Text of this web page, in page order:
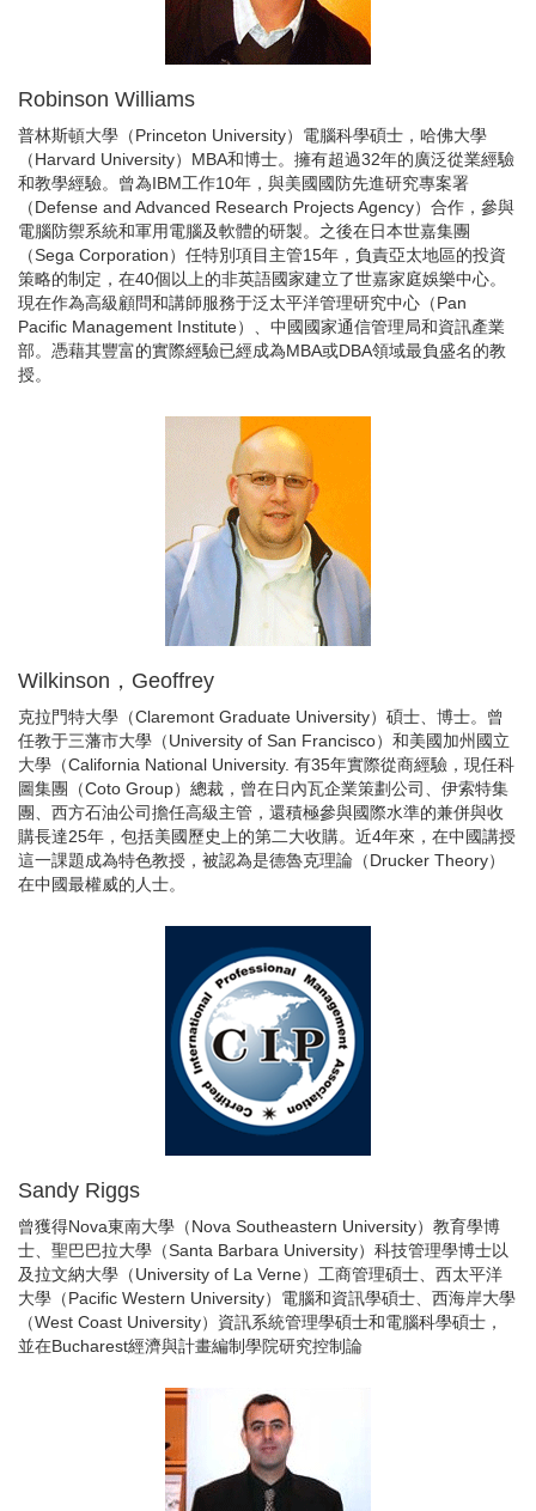
Robinson Williams
普林斯頓大學（Princeton University）電腦科學碩士，哈佛大學
（Harvard University）MBA和博士。擁有超過32年的廣泛從業經驗
和教學經驗。曾為IBM工作10年，與美國國防先進研究專案署
（Defense and Advanced Research Projects Agency）合作，參與
電腦防禦系統和軍用電腦及軟體的研製。之後在日本世嘉集團
（Sega Corporation）任特別項目主管15年，負責亞太地區的投資
策略的制定，在40個以上的非英語國家建立了世嘉家庭娛樂中心。
現在作為高級顧問和講師服務于泛太平洋管理研究中心（Pan
Pacific Management Institute）、中國國家通信管理局和資訊產業
部。憑藉其豐富的實際經驗已經成為MBA或DBA領域最負盛名的教
授。
Wilkinson，Geoffrey
克拉門特大學（Claremont Graduate University）碩士、博士。曾
任教于三藩市大學（University of San Francisco）和美國加州國立
大學（California National University. 有35年實際從商經驗，現任科
圖集團（Coto Group）總裁，曾在日內瓦企業策劃公司、伊索特集
團、西方石油公司擔任高級主管，還積極參與國際水準的兼併與收
購長達25年，包括美國歷史上的第二大收購。近4年來，在中國講授
這一課題成為特色教授，被認為是德魯克理論（Drucker Theory）
在中國最權威的人士。
Sandy Riggs
曾獲得Nova東南大學（Nova Southeastern University）教育學博
士、聖巴巴拉大學（Santa Barbara University）科技管理學博士以
及拉文納大學（University of La Verne）工商管理碩士、西太平洋
大學（Pacific Western University）電腦和資訊學碩士、西海岸大學
（West Coast University）資訊系統管理學碩士和電腦科學碩士，
並在Bucharest經濟與計畫編制學院研究控制論